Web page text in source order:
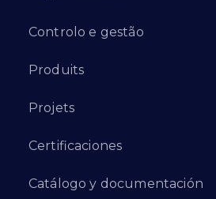
Controlo e gestão
Produits
Projets
Certificaciones
Catálogo y documentación